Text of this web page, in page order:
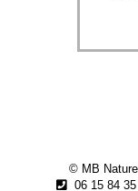
© MB
06 15 84